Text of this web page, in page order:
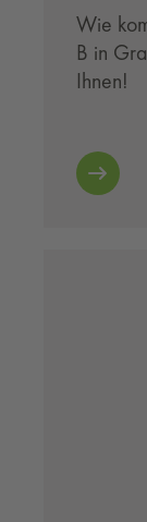
Wie
B in
Ihnen!